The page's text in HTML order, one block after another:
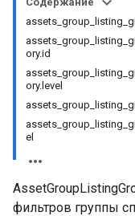
ory.id
ory.level
el
фильтров группы